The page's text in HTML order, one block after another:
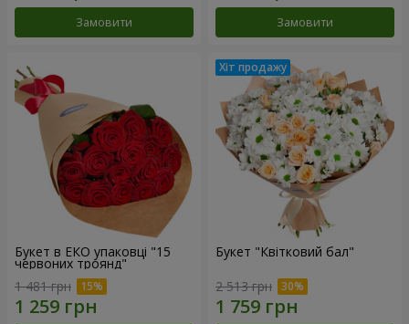
Замовити Замовити
Букет в ЕКО упаковці "15
червоних троянд"
1 481 грн
Букет "Квітковий бал"
2 513 грн